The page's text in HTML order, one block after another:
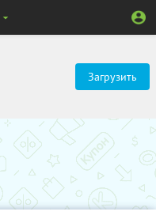
Загрузить